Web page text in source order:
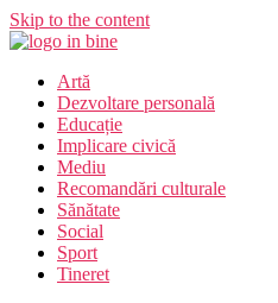
Skip to the content
Artă
Dezvoltare personală
Educație
Implicare civică
Mediu
Recomandări culturale
Sănătate
Social
Sport
Tineret